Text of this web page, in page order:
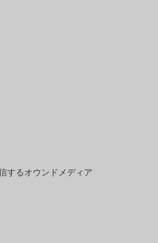
するオウンドメディア